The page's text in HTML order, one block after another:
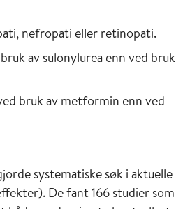
nefropati eller retinopati.
av sulonylurea enn ved bruk
bruk av metformin enn ved
systematiske søk i aktuelle
De fant 166 studier som